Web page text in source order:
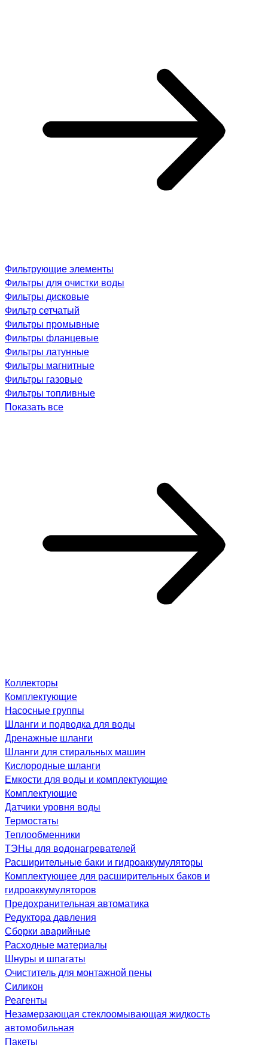
Фильтрующие элементы
Фильтры для очистки воды
Фильтры дисковые
Фильтр сетчатый
Фильтры промывные
Фильтры фланцевые
Фильтры латунные
Фильтры магнитные
Фильтры газовые
Фильтры топливные
Показать все
Коллекторы
Комплектующие
Насосные группы
Шланги и подводка для воды
Дренажные шланги
Шланги для стиральных машин
Кислородные шланги
Емкости для воды и комплектующие
Комплектующие
Датчики уровня воды
Термостаты
Теплообменники
ТЭНы для водонагревателей
Расширительные баки и гидроаккумуляторы
Комплектующее для расширительных баков и
гидроаккумуляторов
Предохранительная автоматика
Редуктора давления
Сборки аварийные
Расходные материалы
Шнуры и шпагаты
Очиститель для монтажной пены
Силикон
Реагенты
Незамерзающая стеклоомывающая жидкость
автомобильная
Пакеты